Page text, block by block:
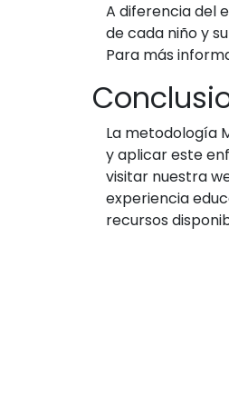
A diferencia del
de cada niño y
Para más
La metodología
y aplicar este
visitar nuestra
experiencia
recursos